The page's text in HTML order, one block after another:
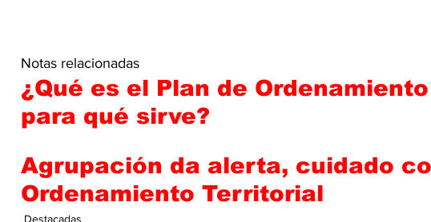
Notas relacionadas
¿Qué es el Plan de
para qué sirve?
Agrupación da alerta, cuidado
Ordenamiento Territorial
Destacadas